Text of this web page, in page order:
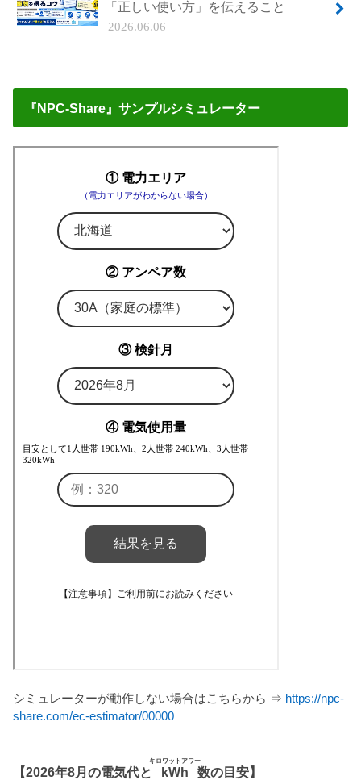
「正しい使い方」を伝えること
2026.06.06
『NPC-Share』サンプルシミュレーター
シミュレーターが動作しない場合はこちらから ⇒ https://npc-
share.com/ec-estimator/00000
【2026年8月の電気代と kWh
キロワットアワー
数の目安】